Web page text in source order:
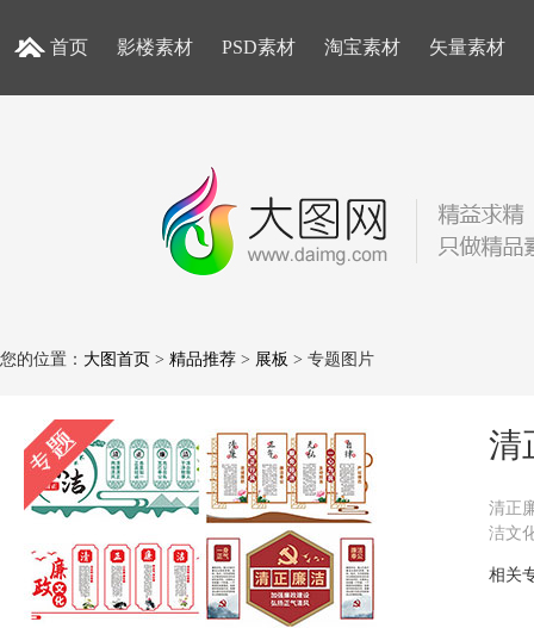
首页 影楼素材 PSD素材 淘宝素材 矢量素材
您的位置： 大图首页 > 精品推荐 > 展板 > 专题图片
清
清正
洁文
相关